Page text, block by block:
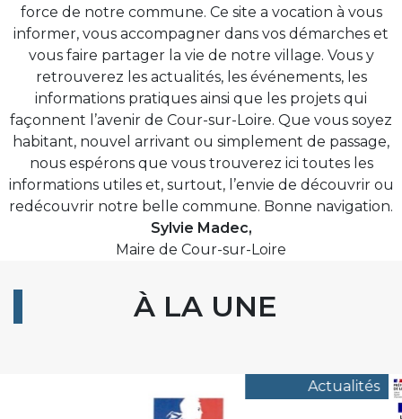
force de notre commune. Ce site a vocation à vous
informer, vous accompagner dans vos démarches et
vous faire partager la vie de notre village. Vous y
retrouverez les actualités, les événements, les
informations pratiques ainsi que les projets qui
façonnent l’avenir de Cour-sur-Loire. Que vous soyez
habitant, nouvel arrivant ou simplement de passage,
nous espérons que vous trouverez ici toutes les
informations utiles et, surtout, l’envie de découvrir ou
redécouvrir notre belle commune. Bonne navigation.
Sylvie Madec,
Maire de Cour-sur-Loire
À LA UNE